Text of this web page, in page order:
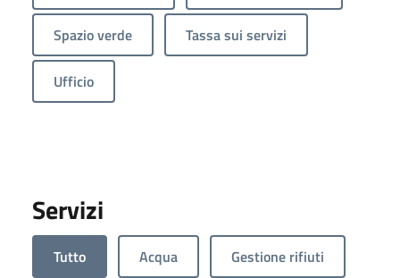
Spazio verde Tassa sui servizi
Ufficio
Servizi
Tutto Acqua Gestione rifiuti